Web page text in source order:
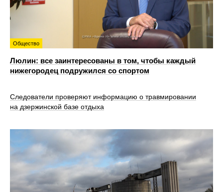
Общество
Люлин: все заинтересованы в том, чтобы каждый
нижегородец подружился со спортом
Следователи проверяют информацию о травмировании
на дзержинской базе отдыха